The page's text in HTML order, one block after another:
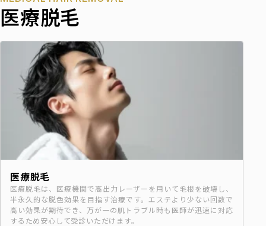
医療脱毛
医療脱毛
医療脱毛は、医療機関で高出力レーザーを用いて毛根を破壊し、
半永久的な脱色効果を目指す治療です。エステより少ない回数で
高い効果が期待でき、万が一の肌トラブル時も医師が迅速に対応
するため安心して受診いただけます。